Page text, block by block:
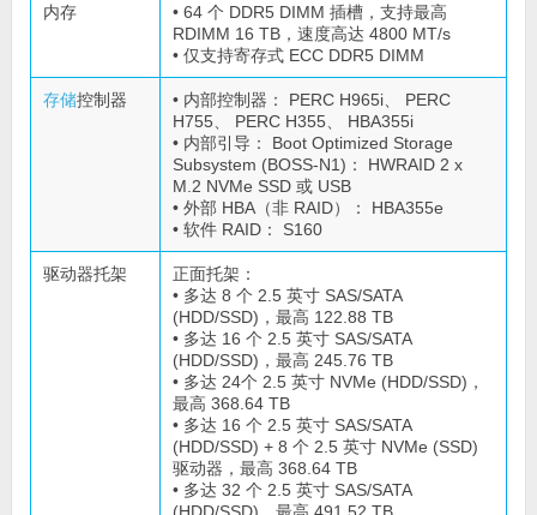
内存
• 64 个 DDR5 DIMM 插槽，支持最高
RDIMM 16 TB，速度高达 4800 MT/s
• 仅支持寄存式 ECC DDR5 DIMM
存储控制器
• 内部控制器： PERC H965i、 PERC
H755、 PERC H355、 HBA355i
• 内部引导： Boot Optimized Storage
Subsystem (BOSS-N1)： HWRAID 2 x
M.2 NVMe SSD 或 USB
• 外部 HBA（非 RAID）： HBA355e
• 软件 RAID： S160
驱动器托架
正面托架：
• 多达 8 个 2.5 英寸 SAS/SATA
(HDD/SSD)，最高 122.88 TB
• 多达 16 个 2.5 英寸 SAS/SATA
(HDD/SSD)，最高 245.76 TB
• 多达 24个 2.5 英寸 NVMe (HDD/SSD)，
最高 368.64 TB
• 多达 16 个 2.5 英寸 SAS/SATA
(HDD/SSD) + 8 个 2.5 英寸 NVMe (SSD)
驱动器，最高 368.64 TB
• 多达 32 个 2.5 英寸 SAS/SATA